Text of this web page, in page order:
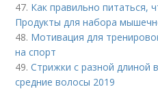
47. Как правильно питаться,
Продукты для набора
48. Мотивация для
на спорт
49.Стрижки с разной длиной
средние волосы 2019